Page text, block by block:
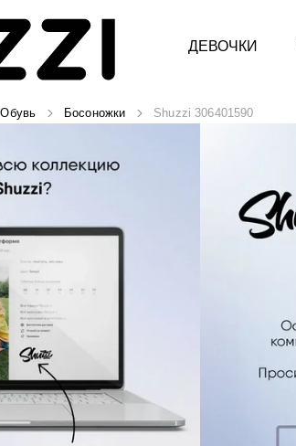
ДЕВОЧКИ
Обувь Босоножки Shuzzi 306401590